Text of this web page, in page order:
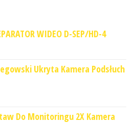
WIDEO D-SEP/HD-4
Ukryta Kamera Podsłuch
Do Monitoringu 2X Kamera